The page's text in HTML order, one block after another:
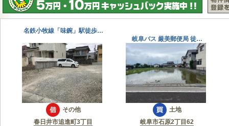
名鉄小牧線「味鋺」駅徒歩…
その他
春日井市追進町3丁目
岐阜バス 厳美郵便局 徒…
土地
岐阜市石原2丁目62